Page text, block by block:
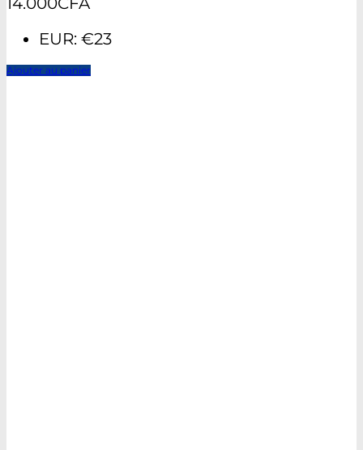
EUR: €23
Ajouter au panier